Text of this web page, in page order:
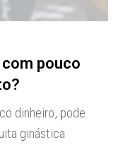
pouco
dinheiro, pode
ginástica